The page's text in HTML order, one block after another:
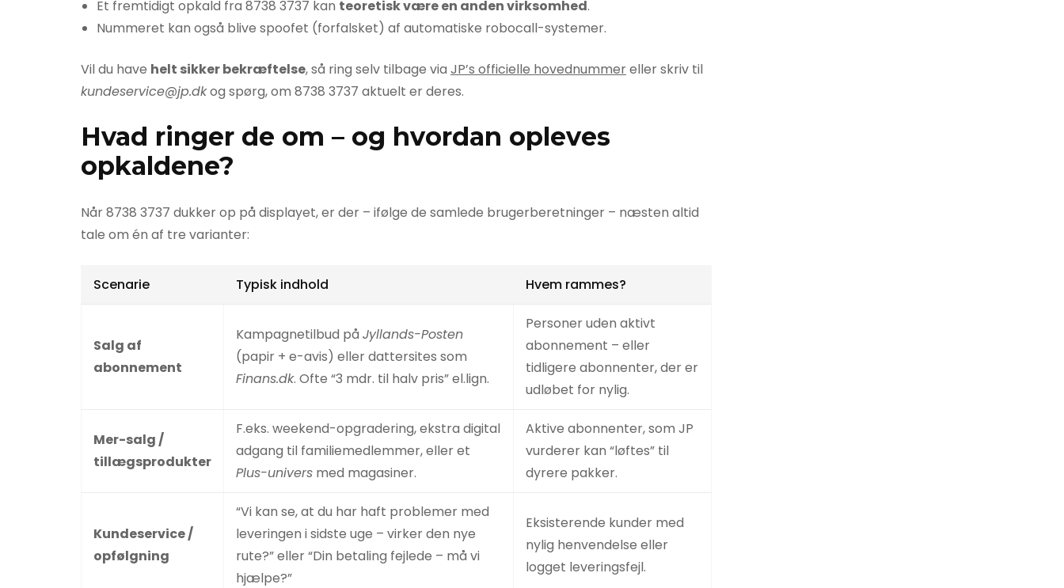
Et fremtidigt opkald fra 8738 3737 kan teoretisk være en anden virksomhed.
Nummeret kan også blive spoofet (forfalsket) af automatiske robocall-systemer.
Vil du have helt sikker bekræftelse, så ring selv tilbage via JP’s officielle hovednummereller skriv til
kundeservice@jp.dkog spørg, om 8738 3737 aktuelt er deres.
Hvad ringer de om – og hvordan opleves
opkaldene?
Når 8738 3737 dukker op på displayet, er der – ifølge de samlede brugerberetninger – næsten altid
tale om én af tre varianter:
Scenarie Typisk indhold Hvem rammes?
Salg af
abonnement
Kampagnetilbud på Jyllands-Posten
(papir + e-avis) eller dattersites som
Finans.dk. Ofte “3 mdr. til halv pris” el.lign.
Personer uden aktivt
abonnement – eller
tidligere abonnenter, der er
udløbet for nylig.
Mer-salg /
tillægsprodukter
F.eks. weekend-opgradering, ekstra digital
adgang til familiemedlemmer, eller et
Plus-univers med magasiner.
Aktive abonnenter, som JP
vurderer kan “løftes” til
dyrere pakker.
Kundeservice /
opfølgning
“Vi kan se, at du har haft problemer med
leveringen i sidste uge – virker den nye
rute?” eller “Din betaling fejlede – må vi
hjælpe?”
Eksisterende kunder med
nylig henvendelse eller
logget leveringsfejl.